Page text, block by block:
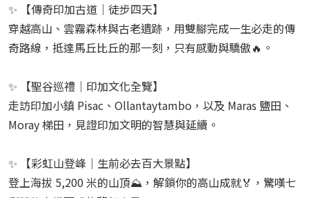
✨ 【傳奇印加古道｜徒步四天】
穿越高山、雲霧森林與古老遺跡，用雙腳完成一生必走的傳
奇路線，抵達馬丘比丘的那一刻，只有感動與驕傲🔥。
✨ 【聖谷巡禮｜印加文化全覽】
走訪印加小鎮 Pisac、Ollantaytambo，以及 Maras 鹽田、
Moray 梯田，見證印加文明的智慧與延續。
✨ 【彩虹山登峰｜生前必去百大景點】
登上海拔 5,200 米的山頂⛰️，解鎖你的高山成就🏅，驚嘆七